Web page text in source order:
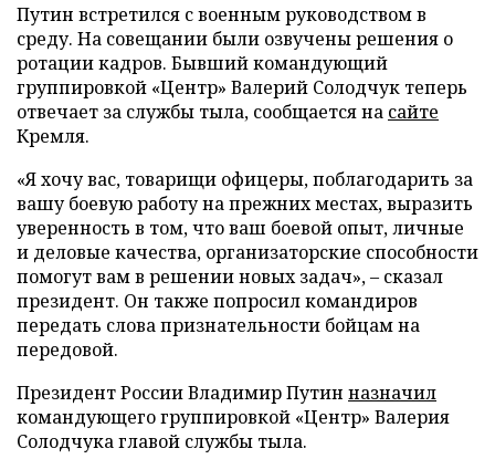
Путин встретился с военным руководством в
среду. На совещании были озвучены решения о
ротации кадров. Бывший командующий
группировкой «Центр» Валерий Солодчук теперь
отвечает за службы тыла, сообщается на сайте
Кремля.
«Я хочу вас, товарищи офицеры, поблагодарить за
вашу боевую работу на прежних местах, выразить
уверенность в том, что ваш боевой опыт, личные
и деловые качества, организаторские способности
помогут вам в решении новых задач», – сказал
президент. Он также попросил командиров
передать слова признательности бойцам на
передовой.
Президент России Владимир Путин назначил
командующего группировкой «Центр» Валерия
Солодчука главой службы тыла.